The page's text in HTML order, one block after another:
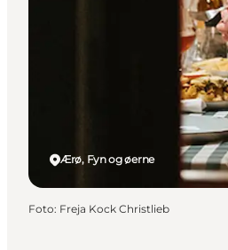
Ærø, Fyn og øerne
Foto: Freja Kock Christlieb